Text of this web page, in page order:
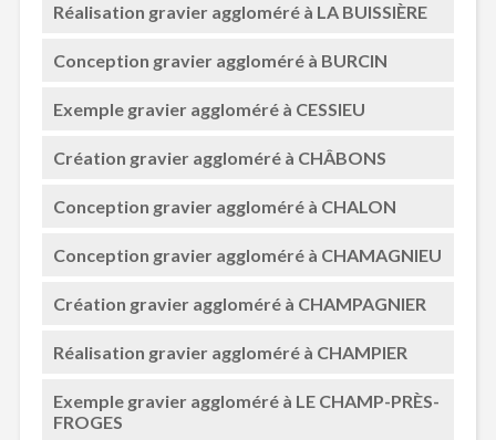
Réalisation gravier aggloméré à LA BUISSIÈRE
Conception gravier aggloméré à BURCIN
Exemple gravier aggloméré à CESSIEU
Création gravier aggloméré à CHÂBONS
Conception gravier aggloméré à CHALON
Conception gravier aggloméré à CHAMAGNIEU
Création gravier aggloméré à CHAMPAGNIER
Réalisation gravier aggloméré à CHAMPIER
Exemple gravier aggloméré à LE CHAMP-PRÈS-
FROGES